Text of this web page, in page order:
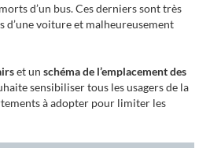
d’un bus. Ces derniers sont très
d’une voiture et malheureusement
et un schéma de l’emplacement des
sensibiliser tous les usagers de la
à adopter pour limiter les